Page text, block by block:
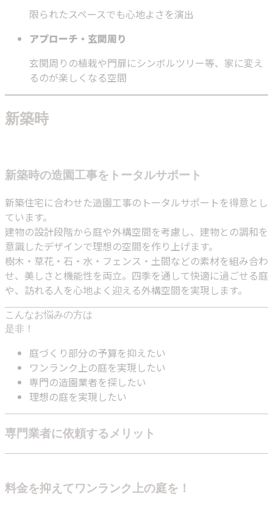
限られたスペースでも心地よさを演出
アプローチ・玄関周り
玄関周りの植栽や門扉にシンボルツリー等、家に変え
るのが楽しくなる空間
新築時
新築時の造園工事をトータルサポート
新築住宅に合わせた造園工事のトータルサポートを得意とし
ています。
建物の設計段階から庭や外構空間を考慮し、建物との調和を
意識したデザインで理想の空間を作り上げます。
樹木・草花・石・水・フェンス・土間などの素材を組み合わ
せ、美しさと機能性を両立。四季を通して快適に過ごせる庭
や、訪れる人を心地よく迎える外構空間を実現します。
こんなお悩みの方は
是非！
庭づくり部分の予算を抑えたい
ワンランク上の庭を実現したい
専門の造園業者を探したい
理想の庭を実現したい
専門業者に依頼するメリット
料金を抑えてワンランク上の庭を！